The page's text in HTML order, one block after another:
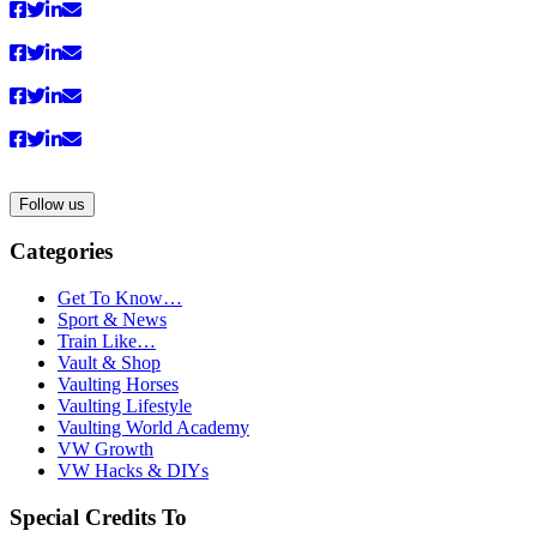
Follow us
Categories
Get To Know…
Sport & News
Train Like…
Vault & Shop
Vaulting Horses
Vaulting Lifestyle
Vaulting World Academy
VW Growth
VW Hacks & DIYs
Special Credits To